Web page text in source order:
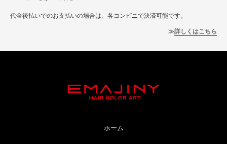
代金後払いでのお支払いの場合は、各コンビニで決済可能です。
詳しくはこちら
ホーム